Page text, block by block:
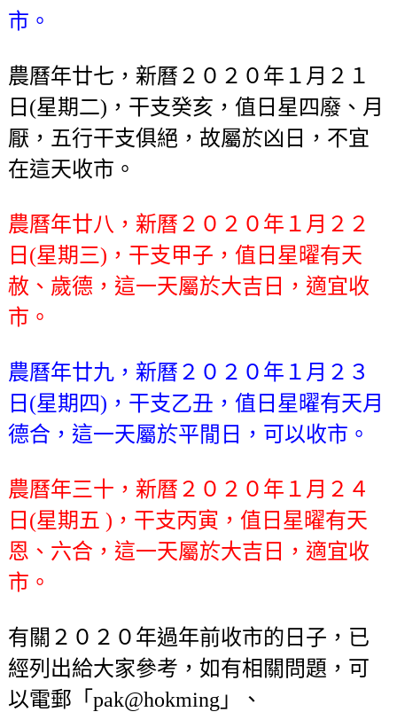
市。
農曆年廿七，新曆２０２０年１月２１
日(星期二)，干支癸亥，值日星四廢、月
厭，五行干支俱絕，故屬於凶日，不宜
在這天收市。
農曆年廿八，新曆２０２０年１月２２
日(星期三)，干支甲子，值日星曜有天
赦、歲德，這一天屬於大吉日，適宜收
市。
農曆年廿九，新曆２０２０年１月２３
日(星期四)，干支乙丑，值日星曜有天月
德合，這一天屬於平閒日，可以收市。
農曆年三十，新曆２０２０年１月２４
日(星期五 )，干支丙寅，值日星曜有天
恩、六合，這一天屬於大吉日，適宜收
市。
有關２０２０年過年前收市的日子，已
經列出給大家參考，如有相關問題，可
以電郵「pak@hokming」、